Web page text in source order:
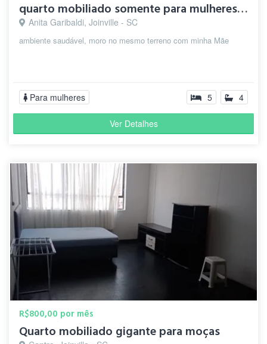
quarto mobiliado somente para mulheres, próximo ao centro
Anita Garibaldi, Joinville - SC
ambiente saudável, moro no mesmo terreno com minha Mãe
Para mulheres 5 4
Ver Detalhes
R$800,00 por mês
Quarto mobiliado gigante para moças